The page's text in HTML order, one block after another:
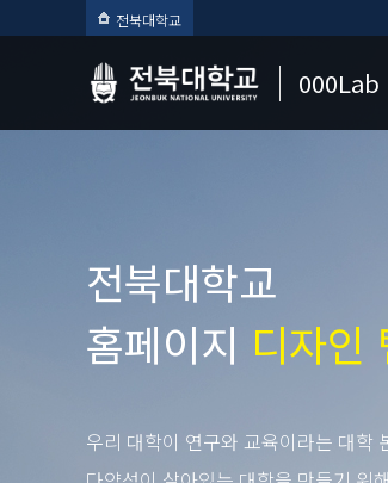
전북대학교
000Lab
전북대학교
홈페이지 디자인
우리 대학이 연구와 교육이라는 대학